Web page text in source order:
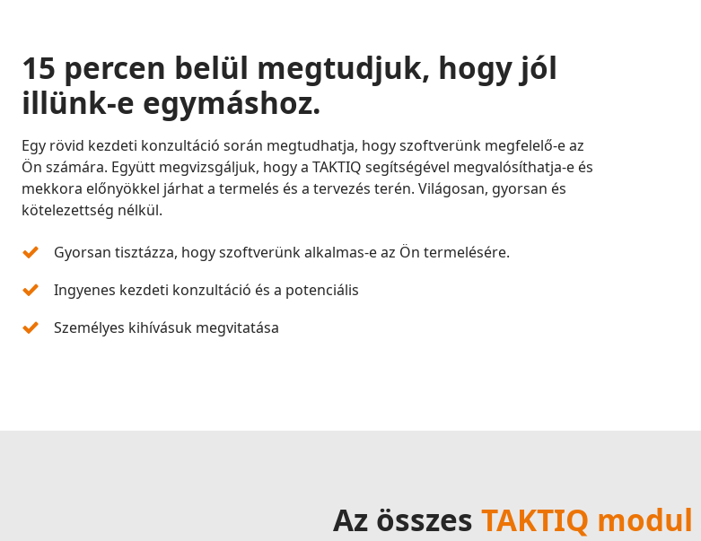
15 percen belül megtudjuk, hogy jól
illünk-e egymáshoz.
Egy rövid kezdeti konzultáció során megtudhatja, hogy szoftverünk megfelelő-e az
Ön számára. Együtt megvizsgáljuk, hogy a TAKTIQ segítségével megvalósíthatja-e és
mekkora előnyökkel járhat a termelés és a tervezés terén. Világosan, gyorsan és
kötelezettség nélkül.
Gyorsan tisztázza, hogy szoftverünk alkalmas-e az Ön termelésére.
Ingyenes kezdeti konzultáció és a potenciális
Személyes kihívásuk megvitatása
Az összes TAKTIQ modul